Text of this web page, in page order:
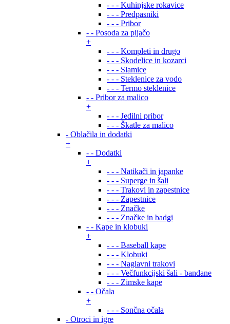
- - - Kuhinjske rokavice
- - - Predpasniki
- - - Pribor
- - Posoda za pijačo
+
- - - Kompleti in drugo
- - - Skodelice in kozarci
- - - Slamice
- - - Steklenice za vodo
- - - Termo steklenice
- - Pribor za malico
+
- - - Jedilni pribor
- - - Škatle za malico
- Oblačila in dodatki
+
- - Dodatki
+
- - - Natikači in japanke
- - - Superge in šali
- - - Trakovi in zapestnice
- - - Zapestnice
- - - Značke
- - - Značke in badgi
- - Kape in klobuki
+
- - - Baseball kape
- - - Klobuki
- - - Naglavni trakovi
- - - Večfunkcijski šali - bandane
- - - Zimske kape
- - Očala
+
- - - Sončna očala
- Otroci in igre